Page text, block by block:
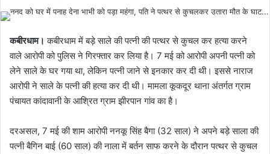
कबीरधाम।कबीरधाम में बड़े साले की पत्नी की पत्थर से कुचल कर हत्या करने
वाले आरोपी को पुलिस ने गिरफ्तार‌ कर लिया है। 7 मई को आरोपी अपनी पत्नी को
लेने साले के घर गया था, लेकिन पत्नी जाने से इनकार कर दी थी। इससे नाराज
आरोपी ने साले के पत्नी की हत्या कर दी थी। मामला कूकदूर थाना अंतर्गत ग्राम
पंचायत कांदावानी के आश्रित ग्राम झीरपान गांव का है।
दरअसल, 7 मई की शाम आरोपी ननकू सिंह बैगा (32 साल) ने अपने बड़े साला की
पत्नी बैगिन बाई (60 साल) की नाला में बर्तन साफ करने के दौरान पत्थर से कुचल